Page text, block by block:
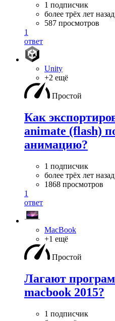
1 подписчик
более трёх лет назад
587 просмотров
1
ответ
Unity
+2 ещё
Простой
Как
animate (flash)
анимацию?
1 подписчик
более трёх лет назад
1868 просмотров
1
ответ
MacBook
+1 ещё
Простой
Лагают
macbook 2015?
1 подписчик